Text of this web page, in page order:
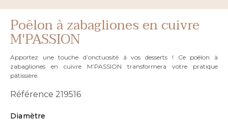
Poêlon à zabagliones en cuivre
M'PASSION
Apportez une touche d’onctuosité à vos desserts ! Ce poêlon à
zabagliones en cuivre M’PASSION transformera votre pratique
pâtissière.
Référence 219516
Diamètre